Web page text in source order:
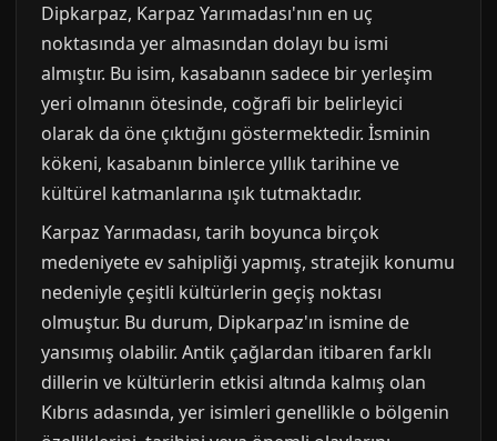
Dipkarpaz, Karpaz Yarımadası'nın en uç
noktasında yer almasından dolayı bu ismi
almıştır. Bu isim, kasabanın sadece bir yerleşim
yeri olmanın ötesinde, coğrafi bir belirleyici
olarak da öne çıktığını göstermektedir. İsminin
kökeni, kasabanın binlerce yıllık tarihine ve
kültürel katmanlarına ışık tutmaktadır.
Karpaz Yarımadası, tarih boyunca birçok
medeniyete ev sahipliği yapmış, stratejik konumu
nedeniyle çeşitli kültürlerin geçiş noktası
olmuştur. Bu durum, Dipkarpaz'ın ismine de
yansımış olabilir. Antik çağlardan itibaren farklı
dillerin ve kültürlerin etkisi altında kalmış olan
Kıbrıs adasında, yer isimleri genellikle o bölgenin